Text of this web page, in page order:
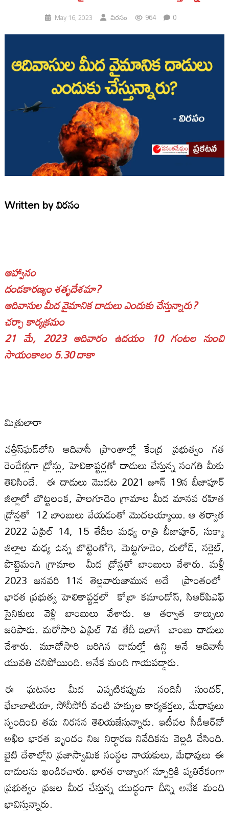
May 16, 2023 విరసం 964 0
Written byవిరసం
ఆహ్వానం
దండకారణ్యం శతృదేశమా?
ఆదివాసుల మీద వైమానిక దాడులు ఎందుకు చేస్తున్నారు?
చర్చా కార్యక్రమం
21 మే, 2023 ఆదివారం ఉదయం 10 గంటల నుంచి
సాయంకాలం 5.30 దాకా
మిత్రులారా
చత్తీస్‌ఘడ్‌లోని ఆదివాసీ ప్రాంతాల్లో కేంద్ర ప్రభుత్వం గత
రెండేళ్లుగా డ్రోన్లు, హెలికాప్టర్లతో దాడులు చేస్తున్న సంగతి మీకు
తెలిసిందే. ఈ దాడులు మొదట 2021 జూన్‌ 19న బీజాపూర్‌
జిల్లాలో బొట్టలంక, పాలగూడెం గ్రామాల మీద మానవ రహిత
డ్రోన్లతో 12 బాంబులు వేయడంతో మొదలయ్యాయి. ఆ తర్వాత
2022 ఏప్రిల్‌ 14, 15 తేదీల మధ్య రాత్రి బీజాపూర్‌, సుక్మా
జిల్లాల మధ్య ఉన్న బొట్టెంతోగె, మెట్టగూడెం, దులోడ్‌, సక్లెట్‌,
పొట్టెమంగి గ్రామాల మీద డ్రోన్లతో బాంబులు వేశారు. మళ్లీ
2023 జనవరి 11న తెల్లవారుజామున అదే ప్రాంతంలో
భారత ప్రభుత్వ హెలికాప్టర్లలో కోబ్రా కమాండోస్‌, సిఆర్‌పిఎఫ్‌
సైనికులు వెళ్లి బాంబులు వేశారు. ఆ తర్వాత కాల్పులు
జరిపారు. మరోసారి ఏప్రిల్‌ 7వ తేదీ ఇలాగే బాంబు దాడులు
చేశారు. మూడోసారి జరిగిన దాడుల్లో ఉన్గి అనే ఆదివాసీ
యువతి చనిపోయింది. అనేక మంది గాయపడ్డారు.
ఈ ఘటనల మీద ఎప్పటికప్పుడు నందినీ సుందర్‌,
భేలాబాటియా, సోనీసోరీ వంటి హక్కుల కార్యకర్తలు, మేధావులు
స్పందించి తమ నిరసన తెలియజేస్తున్నారు. ఇటీవల సీడీఆర్‌వో
అఖిల భారత బృందం నిజ నిర్ధారణ నివేదికను వెల్లడి చేసింది.
బైటి దేశాల్లోని ప్రజాస్వామిక సంస్థల నాయకులు, మేధావులు ఈ
దాడులను ఖండిరచారు. భారత రాజ్యాంగ స్ఫూర్తికి వ్యతిరేకంగా
ప్రభుత్వం ప్రజల మీద చేస్తున్న యుద్ధంగా దీన్ని అనేక మంది
భావిస్తున్నారు.